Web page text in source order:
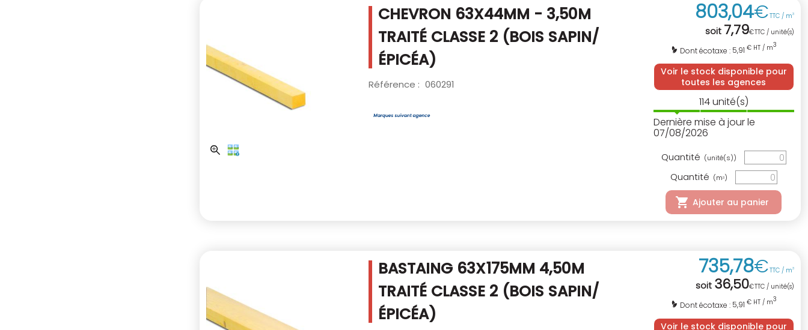
CHEVRON 63X44MM - 3,50M
TRAITÉ CLASSE 2 (BOIS SAPIN/
ÉPICÉA)
Référence : 060291
803,04€TTC / m3
soit 7,79€TTC / unité(s)
Dont écotaxe : 5,91 € HT / m3
Voir le stock disponible pour
toutes les agences
114unité(s)
Dernière mise à jour le
07/08/2026
Quantité (unité(s))
Quantité (m3)
Ajouter au panier
BASTAING 63X175MM 4,50M
TRAITÉ CLASSE 2 (BOIS SAPIN/
ÉPICÉA)
735,78€TTC / m3
soit 36,50€TTC / unité(s)
Dont écotaxe : 5,91 € HT / m3
Voir le stock disponible pour